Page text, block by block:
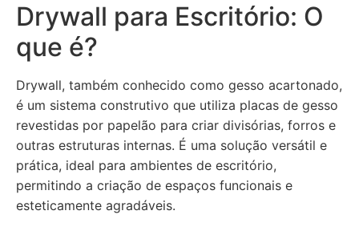
Drywall para Escritório: O
que é?
Drywall, também conhecido como gesso acartonado,
é um sistema construtivo que utiliza placas de gesso
revestidas por papelão para criar divisórias, forros e
outras estruturas internas. É uma solução versátil e
prática, ideal para ambientes de escritório,
permitindo a criação de espaços funcionais e
esteticamente agradáveis.